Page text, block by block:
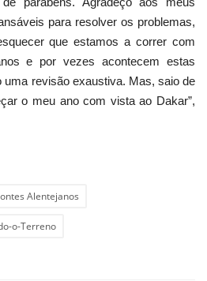
para resolver os problemas,
que estamos a correr com
e por vezes acontecem estas
revisão exaustiva. Mas, saio de
o meu ano com vista ao Dakar”,
Alentejanos
o-Terreno